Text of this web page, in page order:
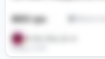
890 грн
🫦 Hot_Kiss_Ua 🫦
Вчера, 01:46